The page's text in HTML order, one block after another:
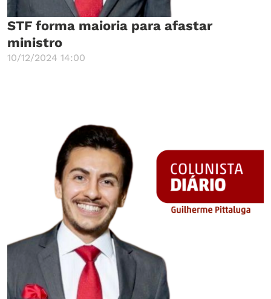
STF forma maioria para afastar
ministro
10/12/2024 14:00